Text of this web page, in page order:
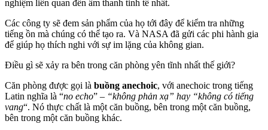
nghiệm liên quan đến âm thanh tinh tế nhất.
Các công ty sẽ đem sản phẩm của họ tới đây để kiểm tra những
tiếng ồn mà chúng có thể tạo ra. Và NASA đã gửi các phi hành gia
để giúp họ thích nghi với sự im lặng của không gian.
Điều gì sẽ xảy ra bên trong căn phòng yên tĩnh nhất thế giới?
Căn phòng được gọi là buồng anechoic, với anechoic trong tiếng
Latin nghĩa là “no echo” – “không phản xạ” hay “không có tiếng
vang“. Nó thực chất là một căn buồng, bên trong một căn buồng,
bên trong một căn buồng khác.